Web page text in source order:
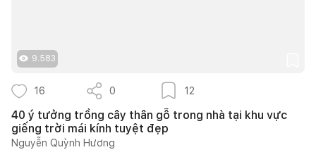
9.583
16 0 12
40 ý tưởng trồng cây thân gỗ trong nhà tại khu vực
giếng trời mái kính tuyệt đẹp
Nguyễn Quỳnh Hương